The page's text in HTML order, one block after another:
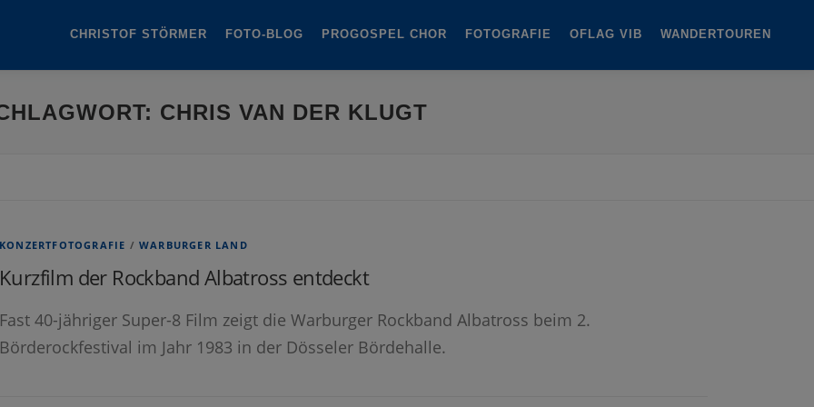
CHRISTOF STÖRMER FOTO-BLOG PROGOSPEL CHOR FOTOGRAFIE OFLAG VIB WANDERTOUREN
CHRIS VAN DER KLUGT
KONZERTFOTOGRAFIE /WARBURGER LAND
Kurzfilm der Rockband Albatross entdeckt
Fast 40-jähriger Super-8 Film zeigt die Warburger Rockband Albatross beim 2.
Börderockfestival im Jahr 1983 in der Dösseler Bördehalle.